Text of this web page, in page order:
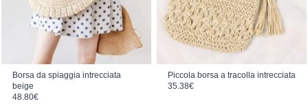
Borsa da spiaggia intrecciata
beige
48.80€
Piccola borsa a tracolla intrecciata
35.38€